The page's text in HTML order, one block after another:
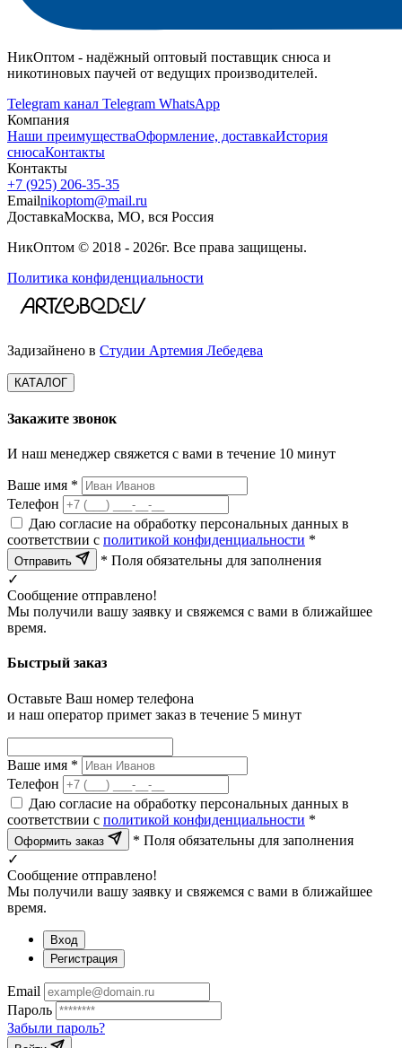
НикОптом - надёжный оптовый поставщик снюса и
никотиновых паучей от ведущих производителей.
Telegram канал Telegram WhatsApp
Компания
Наши преимуществаОформление, доставкаИстория
снюсаКонтакты
Контакты
+7 (925) 206‑35‑35
Emailnikoptom@mail.ru
ДоставкаМосква, МО, вся Россия
НикОптом © 2018 - 2026г. Все права защищены.
Политика конфиденциальности
Задизайнено в Студии Артемия Лебедева
КАТАЛОГ
Закажите звонок
И наш менеджер свяжется с вами в течение 10 минут
Ваше имя *
Телефон
Даю согласие на обработку персональных данных в
соответствии с политикой конфиденциальности *
Отправить
* Поля обязательны для заполнения
✓
Сообщение отправлено!
Мы получили вашу заявку и свяжемся с вами в ближайшее
время.
Быстрый заказ
Оставьте Ваш номер телефона
и наш оператор примет заказ в течение 5 минут
Ваше имя *
Телефон
Даю согласие на обработку персональных данных в
соответствии с политикой конфиденциальности *
Оформить заказ
* Поля обязательны для заполнения
✓
Сообщение отправлено!
Мы получили вашу заявку и свяжемся с вами в ближайшее
время.
Вход
Регистрация
Email
Пароль
Забыли пароль?